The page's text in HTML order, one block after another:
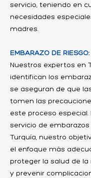
servicio, teniendo en
necesidades
madres.
EMBARAZO DE RIESGO:
Nuestros expertos en
identifican los
se aseguran de que
tomen las
este proceso especial.
servicio de
Turquía, nuestro
el enfoque más
proteger la salud de
y prevenir